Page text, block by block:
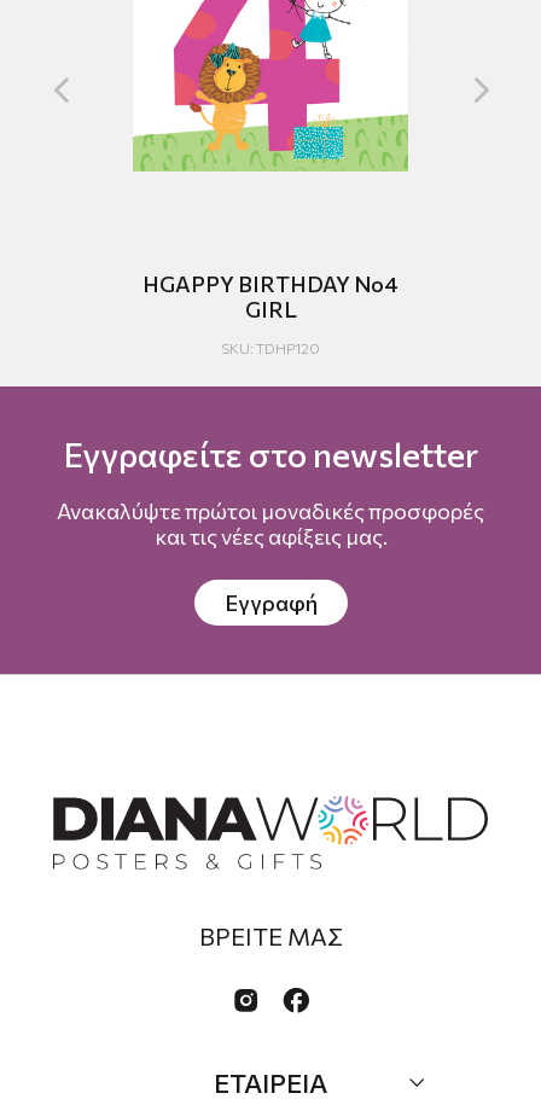
HGAPPY BIRTHDAY No4
GIRL
SKU: TDHP120
Εγγραφείτε στο newsletter
Ανακαλύψτε πρώτοι μοναδικές προσφορές
και τις νέες αφίξεις μας.
Εγγραφή
ΒΡΕΙΤΕ ΜΑΣ
 
ΕΤΑΙΡΕΙΑ